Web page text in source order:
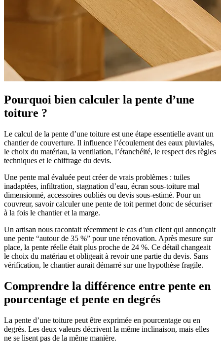
Pourquoi bien calculer la pente d’une
toiture ?
Le calcul de la pente d’une toiture est une étape essentielle avant un
chantier de couverture. Il influence l’écoulement des eaux pluviales,
le choix du matériau, la ventilation, l’étanchéité, le respect des règles
techniques et le chiffrage du devis.
Une pente mal évaluée peut créer de vrais problèmes : tuiles
inadaptées, infiltration, stagnation d’eau, écran sous-toiture mal
dimensionné, accessoires oubliés ou devis sous-estimé. Pour un
couvreur, savoir calculer une pente de toit permet donc de sécuriser
à la fois le chantier et la marge.
Un artisan nous racontait récemment le cas d’un client qui annonçait
une pente “autour de 35 %” pour une rénovation. Après mesure sur
place, la pente réelle était plus proche de 24 %. Ce détail changeait
le choix du matériau et obligeait à revoir une partie du devis. Sans
vérification, le chantier aurait démarré sur une hypothèse fragile.
Comprendre la différence entre pente en
pourcentage et pente en degrés
La pente d’une toiture peut être exprimée en pourcentage ou en
degrés. Les deux valeurs décrivent la même inclinaison, mais elles
ne se lisent pas de la même manière.